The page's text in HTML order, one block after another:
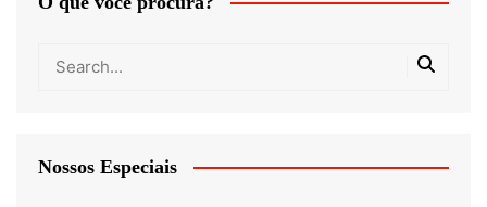
Nossos Especiais